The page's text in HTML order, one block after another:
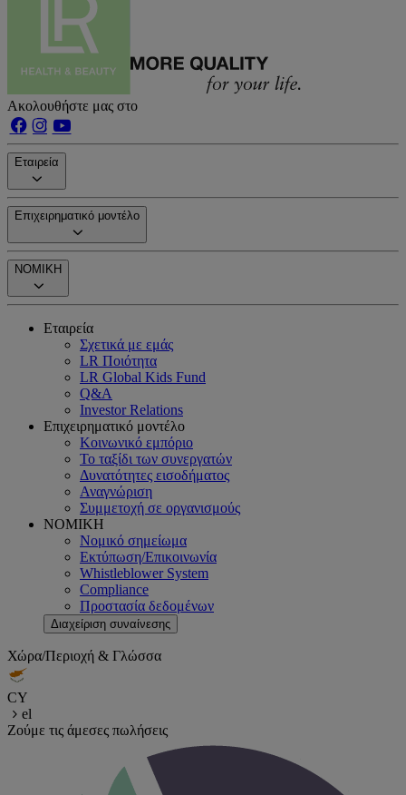
Ακολουθήστε μας στο
Εταιρεία
Επιχειρηματικό μοντέλο
ΝΟΜΙΚΗ
Εταιρεία
Σχετικά με εμάς
LR Ποιότητα
LR Global Kids Fund
Q&A
Investor Relations
Επιχειρηματικό μοντέλο
Κοινωνικό εμπόριο
Το ταξίδι των συνεργατών
Δυνατότητες εισοδήματος
Αναγνώριση
Συμμετοχή σε οργανισμούς
ΝΟΜΙΚΗ
Νομικό σημείωμα
Εκτύπωση/Επικοινωνία
Whistleblower System
Compliance
Προστασία δεδομένων
Διαχείριση συναίνεσης
Χώρα/Περιοχή & Γλώσσα
CY
el
Ζούμε τις άμεσες πωλήσεις